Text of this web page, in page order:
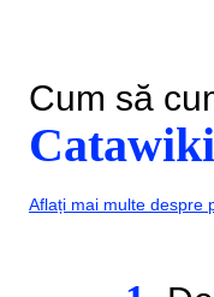
Cum să
Catawiki
Aflați mai multe despre